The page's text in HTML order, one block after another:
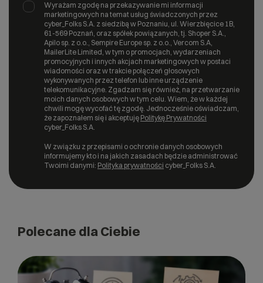
Wyrażam zgodę na przekazywanie mi informacji
marketingowych na temat usług świadczonych przez
cyber_Folks S.A. z siedzibą w Poznaniu, ul. Wierzbięcice 1B,
61-569 Poznań, oraz spółek powiązanych, tj. Shoper S.A.,
Apilo sp. z o.o., Sempire Europe sp. z o.o., Vercom S.A,
MailerLite Limited, w tym o promocjach, wydarzeniach
promocyjnych i innych akcjach marketingowych w postaci
wiadomości oraz w trakcie połączeń głosowych
wykonywanych przez telefon lub inne urządzenie
telekomunikacyjne. Zgadzam się również, na przetwarzanie
moich danych osobowych w tym celu. Wiem, że w każdej
chwili mogę wycofać tę zgodę. Jednocześnie oświadczam,
że zapoznałem się i akceptuję Politykę Prywatności
cyber_Folks S.A.
W związku z przepisami o ochronie danych osobowych
informujemy kto i na jakich zasadach będzie administrować
Twoimi danymi: Polityka prywatności cyber_Folks S.A.
Polecane dla Ciebie